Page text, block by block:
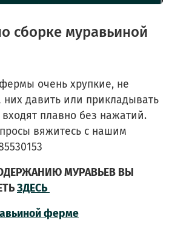
сборке муравьиной
очень хрупкие, не
них давить или прикладывать
входят плавно без нажатий.
вяжитесь с нашим
МУРАВЬЕВ ВЫ
ЗДЕСЬ
ферме